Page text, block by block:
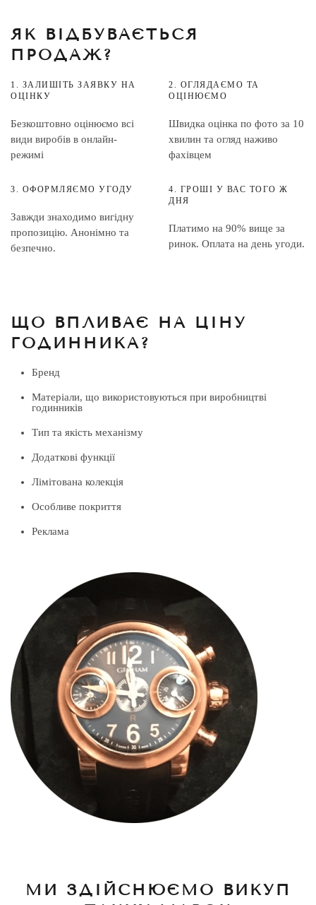
ЯК ВІДБУВАЄТЬСЯ
ПРОДАЖ?
1. ЗАЛИШІТЬ ЗАЯВКУ НА
ОЦІНКУ
Безкоштовно оцінюємо всі
види виробів в онлайн-
режимі
2. ОГЛЯДАЄМО ТА
ОЦІНЮЄМО
Швидка оцінка по фото за 10
хвилин та огляд наживо
фахівцем
3. ОФОРМЛЯЄМО УГОДУ
Завжди знаходимо вигідну
пропозицію. Анонімно та
безпечно.
4. ГРОШІ У ВАС ТОГО Ж
ДНЯ
Платимо на 90% вище за
ринок. Оплата на день угоди.
ЩО ВПЛИВАЄ НА ЦІНУ
ГОДИННИКА?
Бренд
Матеріали, що використовуються при виробництві
годинників
Тип та якість механізму
Додаткові функції
Лімітована колекція
Особливе покриття
Реклама
МИ ЗДІЙСНЮЄМО ВИКУП